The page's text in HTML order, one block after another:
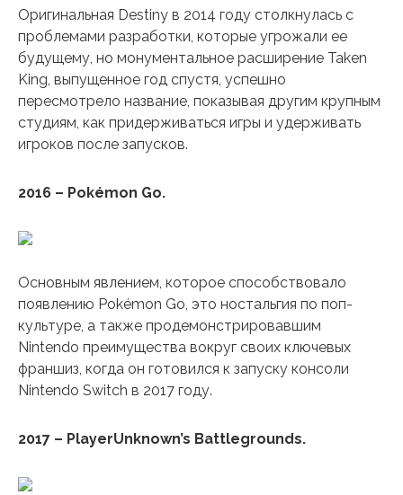
Оригинальная Destiny в 2014 году столкнулась с
проблемами разработки, которые угрожали ее
будущему, но монументальное расширение Taken
King, выпущенное год спустя, успешно
пересмотрело название, показывая другим крупным
студиям, как придерживаться игры и удерживать
игроков после запусков.
2016 – Pokémon Go.
Основным явлением, которое способствовало
появлению Pokémon Go, это ностальгия по поп-
культуре, а также продемонстрировавшим
Nintendo преимущества вокруг своих ключевых
франшиз, когда он готовился к запуску консоли
Nintendo Switch в 2017 году.
2017 – PlayerUnknown’s Battlegrounds.